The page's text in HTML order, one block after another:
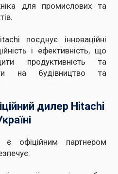
для промислових та
поєднує інноваційні
і ефективність, що
продуктивність та
на будівництво та
дилер Hitachi
є офіційним партнером